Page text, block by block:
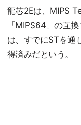
龍芯2Eは、MIPS
「MIPS64」の互
は、すでにSTを通
得済みだという。